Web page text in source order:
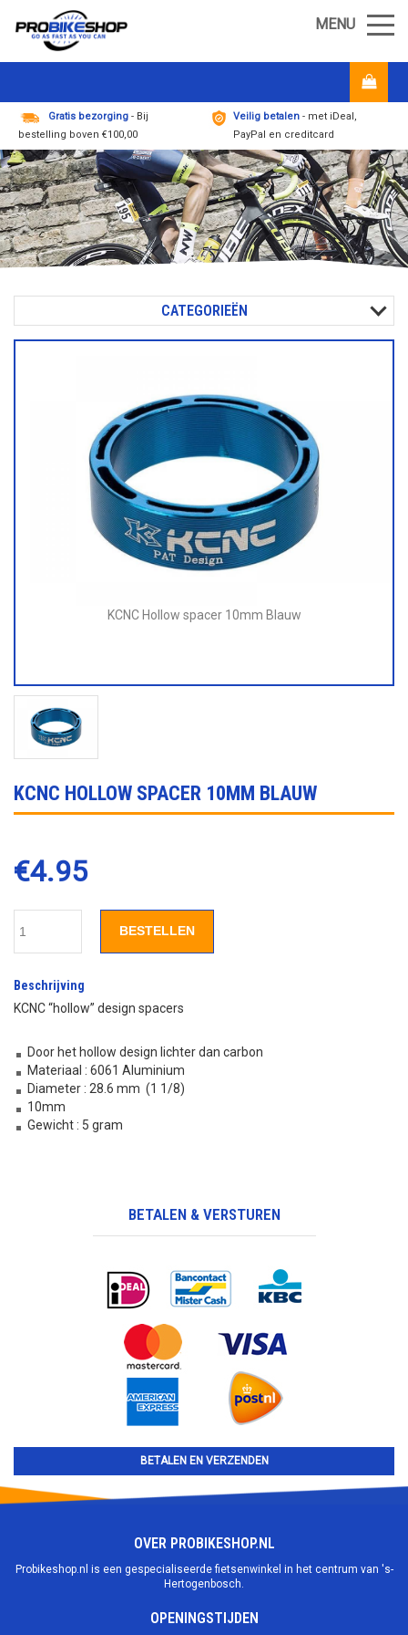
MENU
Gratis bezorging - Bij
bestelling boven €100,00
Veilig betalen - met iDeal,
PayPal en creditcard
CATEGORIEËN
KCNC Hollow spacer 10mm Blauw
KCNC HOLLOW SPACER 10MM BLAUW
€4.95
BESTELLEN
Beschrijving
KCNC “hollow” design spacers
Door het hollow design lichter dan carbon
Materiaal : 6061 Aluminium
Diameter : 28.6 mm (1 1/8)
10mm
Gewicht : 5 gram
BETALEN & VERSTUREN
BETALEN EN VERZENDEN
OVER PROBIKESHOP.NL
Probikeshop.nl is een gespecialiseerde fietsenwinkel in het centrum van 's-
Hertogenbosch.
OPENINGSTIJDEN